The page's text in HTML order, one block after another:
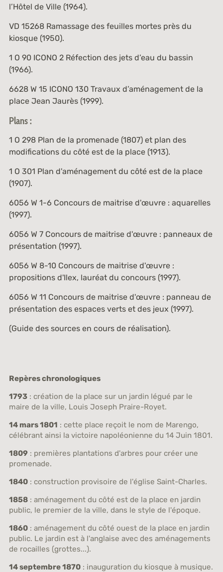
l’Hôtel de Ville (1964).
VD 15268Ramassage des feuilles mortes près du
kiosque (1950).
1 O 90 ICONO 2Réfection des jets d’eau du bassin
(1966).
6628 W 15 ICONO 130Travaux d’aménagement de la
place Jean Jaurès (1999).
Plans :
1 O 298Plan de la promenade (1807) et plan des
modifications du côté est de la place (1913).
1 O 301 Plan d'aménagement du côté est de la place
(1907).
6056 W 1-6 Concours de maitrise d'œuvre : aquarelles
(1997).
6056 W 7Concours de maitrise d'œuvre : panneaux de
présentation (1997).
6056 W 8-10Concours de maitrise d'œuvre :
propositions d'Ilex, lauréat du concours (1997).
6056 W 11 Concours de maitrise d'œuvre : panneau de
présentation des espaces verts et des jeux (1997).
(Guide des sources en cours de réalisation).
Repères chronologiques
1793: création de la place sur un jardin légué par le
maire de la ville, Louis Joseph Praire-Royet.
14 mars 1801 : cette place reçoit le nom de Marengo,
célébrant ainsi la victoire napoléonienne du 14 Juin 1801.
1809: premières plantations d'arbres pour créer une
promenade.
1840: construction provisoire de l'église Saint-Charles.
1858: aménagement du côté est de la place en jardin
public, le premier de la ville, dans le style de l'époque.
1860: aménagement du côté ouest de la place en jardin
public. Le jardin est à l'anglaise avec des aménagements
de rocailles (grottes...).
14 septembre 1870: inauguration du kiosque à musique.